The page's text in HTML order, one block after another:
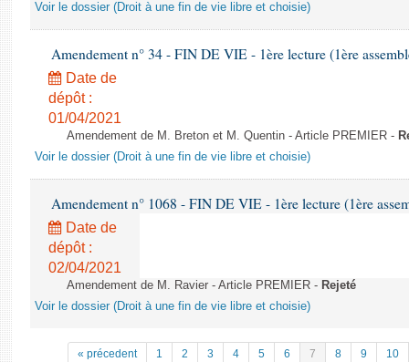
Voir le dossier (Droit à une fin de vie libre et choisie)
Amendement n° 34 - FIN DE VIE - 1ère lecture (1ère
Date de
dépôt :
01/04/2021
Amendement de M. Breton et M. Quentin - Article PREMIER -
Voir le dossier (Droit à une fin de vie libre et choisie)
Amendement n° 1068 - FIN DE VIE - 1ère lecture (1ère
Date de
dépôt :
02/04/2021
Amendement de M. Ravier - Article PREMIER - Rejeté
Voir le dossier (Droit à une fin de vie libre et choisie)
« précedent 1 2 3 4 5 6 7 8 9 10